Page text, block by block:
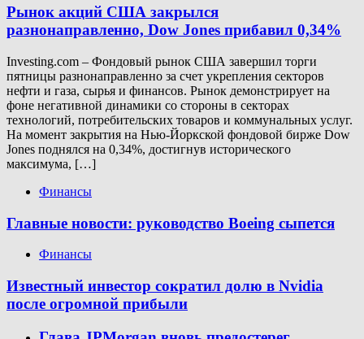
Рынок акций США закрылся
разнонаправленно, Dow Jones прибавил 0,34%
Investing.com – Фондовый рынок США завершил торги
пятницы разнонаправленно за счет укрепления секторов
нефти и газа, сырья и финансов. Рынок демонстрирует на
фоне негативной динамики со стороны в секторах
технологий, потребительских товаров и коммунальных услуг.
На момент закрытия на Нью-Йоркской фондовой бирже Dow
Jones поднялся на 0,34%, достигнув исторического
максимума, […]
Финансы
Главные новости: руководство Boeing сыпется
Финансы
Известный инвестор сократил долю в Nvidia
после огромной прибыли